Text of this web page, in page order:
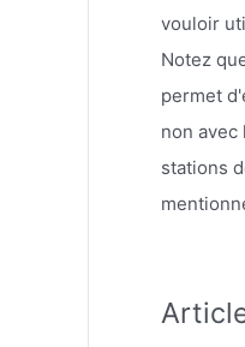
vouloir
Notez
permet
non avec
stations